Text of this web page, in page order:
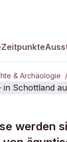
Zeitpunkte
& Archäologie /
werden